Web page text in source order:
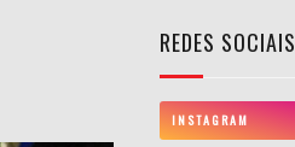
REDES SOCIAIS
INSTAGRAM